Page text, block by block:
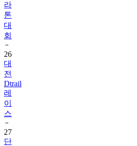
라
톤
대
회
26
대
전
Dtrail
레
이
스
27
단